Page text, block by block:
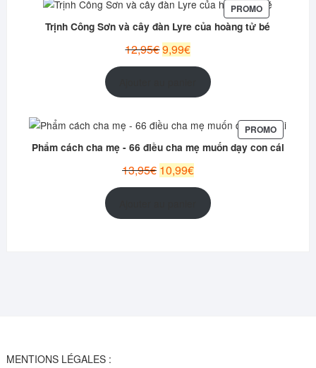
PROMOPRODUIT
EN
PROMOTION
Trịnh Công Sơn và cây đàn Lyre của hoàng tử bé
12,95€Le
9,99€Le
actuel
est :
PROMOPRODUIT
EN
Phẩm cách cha mẹ - 66 điều cha mẹ muốn dạy con cái
13,95€ Le
prix
10,99€Le
prix
actuel
est :
MENTIONS LÉGALES :